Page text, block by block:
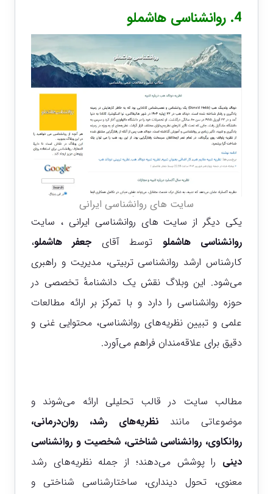
4. روانشناسی هاشملو
سایت های روانشناسی ایرانی
یکی دیگر از سایت های روانشناسی ایرانی ، سایت
روانشناسی هاشملو توسط آقای جعفر هاشملو،
کارشناس ارشد روانشناسی تربیتی، مدیریت و راهبری
می‌شود. این وبلاگ نقش یک دانشنامه‌ٔ تخصصی در
حوزه روانشناسی را دارد و با تمرکز بر ارائه مطالعات
علمی و تبیین نظریه‌های روانشناسی، محتوایی غنی و
دقیق برای علاقه‌مندان فراهم می‌آورد.
مطالب سایت در قالب تحلیلی ارائه می‌شوند و
موضوعاتی مانند نظریه‌های رشد، روان‌درمانی،
روانکاوی، روانشناسی شناختی، شخصیت و روانشناسی
دینی را پوشش می‌دهند؛ از جمله نظریه‌های رشد
معنوی، تحول دینداری، ساختارشناسی شناختی و